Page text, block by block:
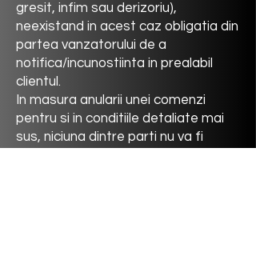
gresit, infim sau derizoriu),
neexistand in acest caz obligatia din
partea vanzatorului de a
notifica/incunostiinta in prealabil
clientul.
In masura anularii unei comenzi
pentru si in conditiile detaliate mai
sus, niciuna dintre parti nu va fi